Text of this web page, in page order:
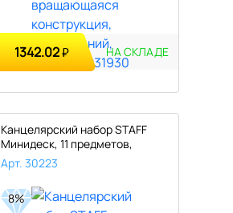
1342.02₽ НА СКЛАДЕ
Канцелярский набор STAFF
Минидеск, 11 предметов,
вращаю..
Арт. 30223
8%